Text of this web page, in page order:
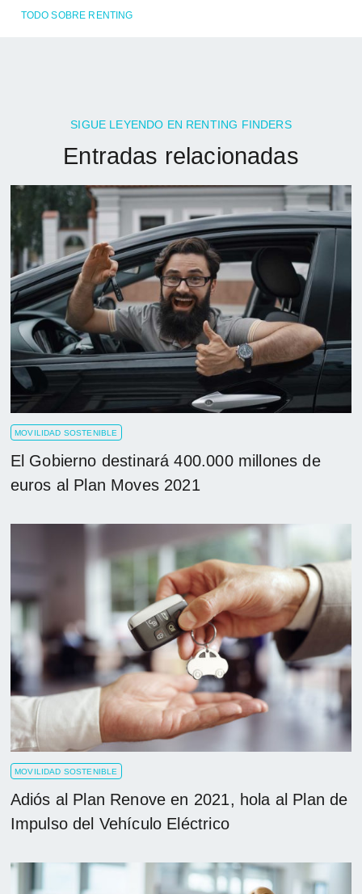
TODO SOBRE RENTING
SIGUE LEYENDO EN RENTING FINDERS
Entradas relacionadas
MOVILIDAD SOSTENIBLE
El Gobierno destinará 400.000 millones de
euros al Plan Moves 2021
MOVILIDAD SOSTENIBLE
Adiós al Plan Renove en 2021, hola al Plan de
Impulso del Vehículo Eléctrico